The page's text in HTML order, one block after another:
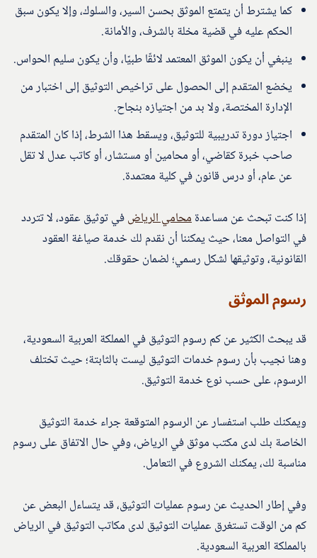
كما يشترط أن يتمتع الموثق بحسن السير، والسلوك، وإلا يكون سبق
الحكم عليه في قضية مخلة بالشرف، والأمانة.
ينبغي أن يكون الموثق المعتمد لائقًا طبيًا، وأن يكون سليم الحواس.
يخضع المتقدم إلى الحصول على تراخيص التوثيق إلى اختبار من
الإدارة المختصة، ولا بد من اجتيازه بنجاح.
اجتياز دورة تدريبية للتوثيق، ويسقط هذا الشرط، إذا كان المتقدم
صاحب خبرة كقاضي، أو محامين أو مستشار، أو كاتب عدل لا تقل
عن عام، أو درس قانون في كلية معتمدة.
إذا كنت تبحث عن مساعدةمحامي الرياضفي توثيق عقود، لا تتردد
في التواصل معنا، حيث يمكننا أن نقدم لك خدمة صياغة العقود
القانونية، وتوثيقها لشكل رسمي؛ لضمان حقوقك.
رسوم الموثق
قد يبحث الكثير عن كم رسوم التوثيق في المملكة العربية السعودية،
وهنا نجيب بأن رسوم خدمات التوثيق ليست بالثابتة؛ حيث تختلف
الرسوم، على حسب نوع خدمة التوثيق.
ويمكنك طلب استفسار عن الرسوم المتوقعة جراء خدمة التوثيق
الخاصة بك لدى مكتب موثق في الرياض، وفي حال الاتفاق على رسوم
مناسبة لك، يمكنك الشروع في التعامل.
وفي إطار الحديث عن رسوم عمليات التوثيق، قد يتساءل البعض عن
كم من الوقت تستغرق عمليات التوثيق لدى مكاتب التوثيق في الرياض
بالمملكة العربية السعودية.